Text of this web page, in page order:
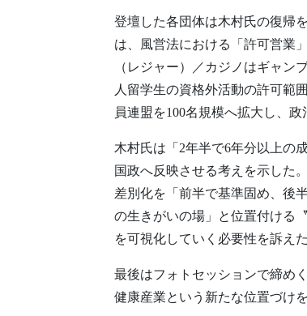
登壇した各団体は木村氏の復帰
は、風営法における「許可営業
（レジャー）／カジノはギャン
人留学生の資格外活動の許可範
員連盟を100名規模へ拡大し、
木村氏は「2年半で6年分以上の
国政へ反映させる考えを示した
差別化を「前半で基準固め、後
の生きがいの場」と位置付ける
を可視化していく必要性を訴えた
最後はフォトセッションで締め
健康産業という新たな位置づけ